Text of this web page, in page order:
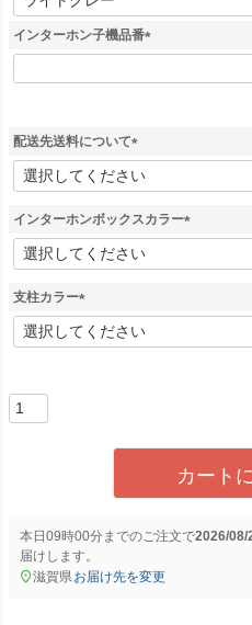
須
インターホン子機品番
(
必
配送先送料について
(
必
)
インターホンボックスカラー
(
支柱カラー
(
必
カート
本日 09時00分までのご注文で2026/08/
届けします。
滋賀県お届け先を変更